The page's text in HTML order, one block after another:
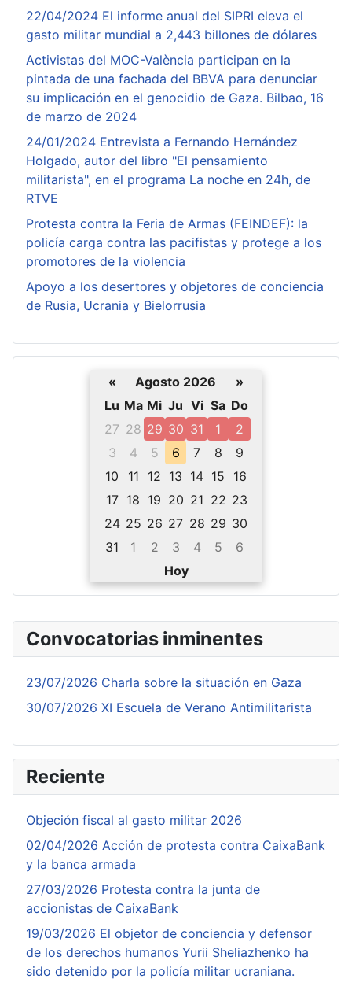
Convocatorias inminentes
23/07/2026 Charla sobre la situación en Gaza
30/07/2026 XI Escuela de Verano Antimilitarista
Reciente
Objeción fiscal al gasto militar 2026
02/04/2026 Acción de protesta contra CaixaBank
y la banca armada
27/03/2026 Protesta contra la junta de
accionistas de CaixaBank
19/03/2026 El objetor de conciencia y defensor
de los derechos humanos Yurii Sheliazhenko ha
sido detenido por la policía militar ucraniana.
22/04/2024 El informe anual del SIPRI eleva el
gasto militar mundial a 2,443 billones de dólares
Activistas del MOC-València participan en la
pintada de una fachada del BBVA para denunciar
su implicación en el genocidio de Gaza. Bilbao, 16
de marzo de 2024
24/01/2024 Entrevista a Fernando Hernández
Holgado, autor del libro "El pensamiento
militarista", en el programa La noche en 24h, de
RTVE
Protesta contra la Feria de Armas (FEINDEF): la
policía carga contra las pacifistas y protege a los
promotores de la violencia
Apoyo a los desertores y objetores de conciencia
de Rusia, Ucrania y Bielorrusia
« Agosto 2026
»
Lu Ma Mi Ju Vi Sa Do
27 28 29 30 31 1
2
3
4 5 6 7 8
9
10
11 12 13 14 15
16
17 18 19 20 21 22 23
24 25 26 27 28 29 30
31
1 2 3 4 5
6
Hoy